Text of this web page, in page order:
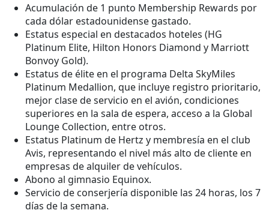
Acumulación de 1 punto Membership Rewards por
cada dólar estadounidense gastado.
Estatus especial en destacados hoteles (HG
Platinum Elite, Hilton Honors Diamond y Marriott
Bonvoy Gold).
Estatus de élite en el programa Delta SkyMiles
Platinum Medallion, que incluye registro prioritario,
mejor clase de servicio en el avión, condiciones
superiores en la sala de espera, acceso a la Global
Lounge Collection, entre otros.
Estatus Platinum de Hertz y membresía en el club
Avis, representando el nivel más alto de cliente en
empresas de alquiler de vehículos.
Abono al gimnasio Equinox.
Servicio de conserjería disponible las 24 horas, los 7
días de la semana.